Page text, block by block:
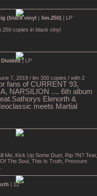
(black vinyl ; lim.250) | LP
250 copies in black vinyl
Divided| LP
7, 2019 / lim 300 copies / with 2
fans of CURRENT 93,
NARSILION .... 6th album
Elenorth &
meets Martial
Me, Kick Up Some Dust, Rip ?N? Tear,
The Soul, This Is Truth, Pressure
| 12"